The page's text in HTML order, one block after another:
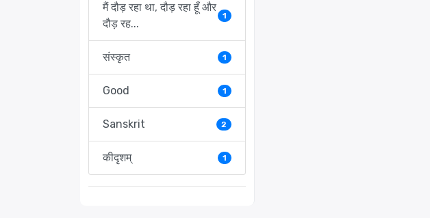
मैं दौड़ रहा था, दौड़ रहा हूँ और
दौड़ रह...
1
संस्कृत 1
Good 1
Sanskrit 2
कीदृशम् 1